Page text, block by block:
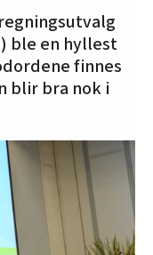
ble en hyllest
finnes
blir bra nok i